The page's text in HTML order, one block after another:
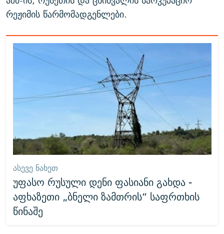
რეჟიმის წარმომადგენლები.
ᲐᲡᲔᲕᲔ ᲜᲐᲮᲔᲗ
უფასო რუსული დენი ფასიანი გახდა -
აფხაზეთი „ბნელი ზამთრის“ საფრთხის
წინაშე